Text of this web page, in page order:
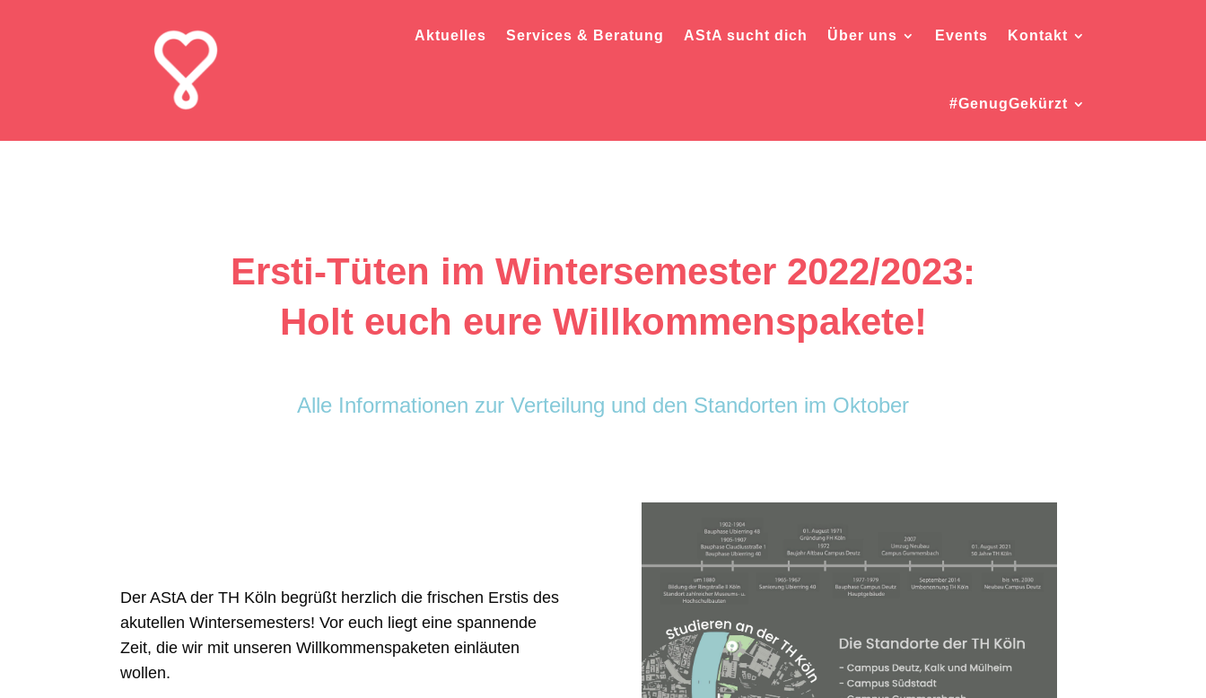
Aktuelles Services & Beratung AStA sucht dich Über uns Events Kontakt
#GenugGekürzt
Ersti-Tüten im Wintersemester 2022/2023:
Holt euch eure Willkommenspakete!
Alle Informationen zur Verteilung und den Standorten im Oktober
Der AStA der TH Köln begrüßt herzlich die frischen Erstis des
akutellen Wintersemesters! Vor euch liegt eine spannende
Zeit, die wir mit unseren Willkommenspaketen einläuten
wollen.